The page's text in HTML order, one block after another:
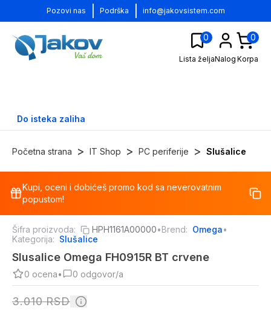
Pozovi nas Podrška info@jakovsistem.com
0
Lista željaNalog
0
Korpa
Do isteka zaliha
Početna strana > IT Shop > PC periferije > Slušalice
%
Kupi, oceni i dobićeš promo kod sa neverovatnim
popustom!
Šifra proizvoda: HPH1161A00000•Brend: Omega•
Kategorija: Slušalice
Slusalice Omega FH0915R BT crvene
0 ocena• 0 odgovor/a
3.010RSD